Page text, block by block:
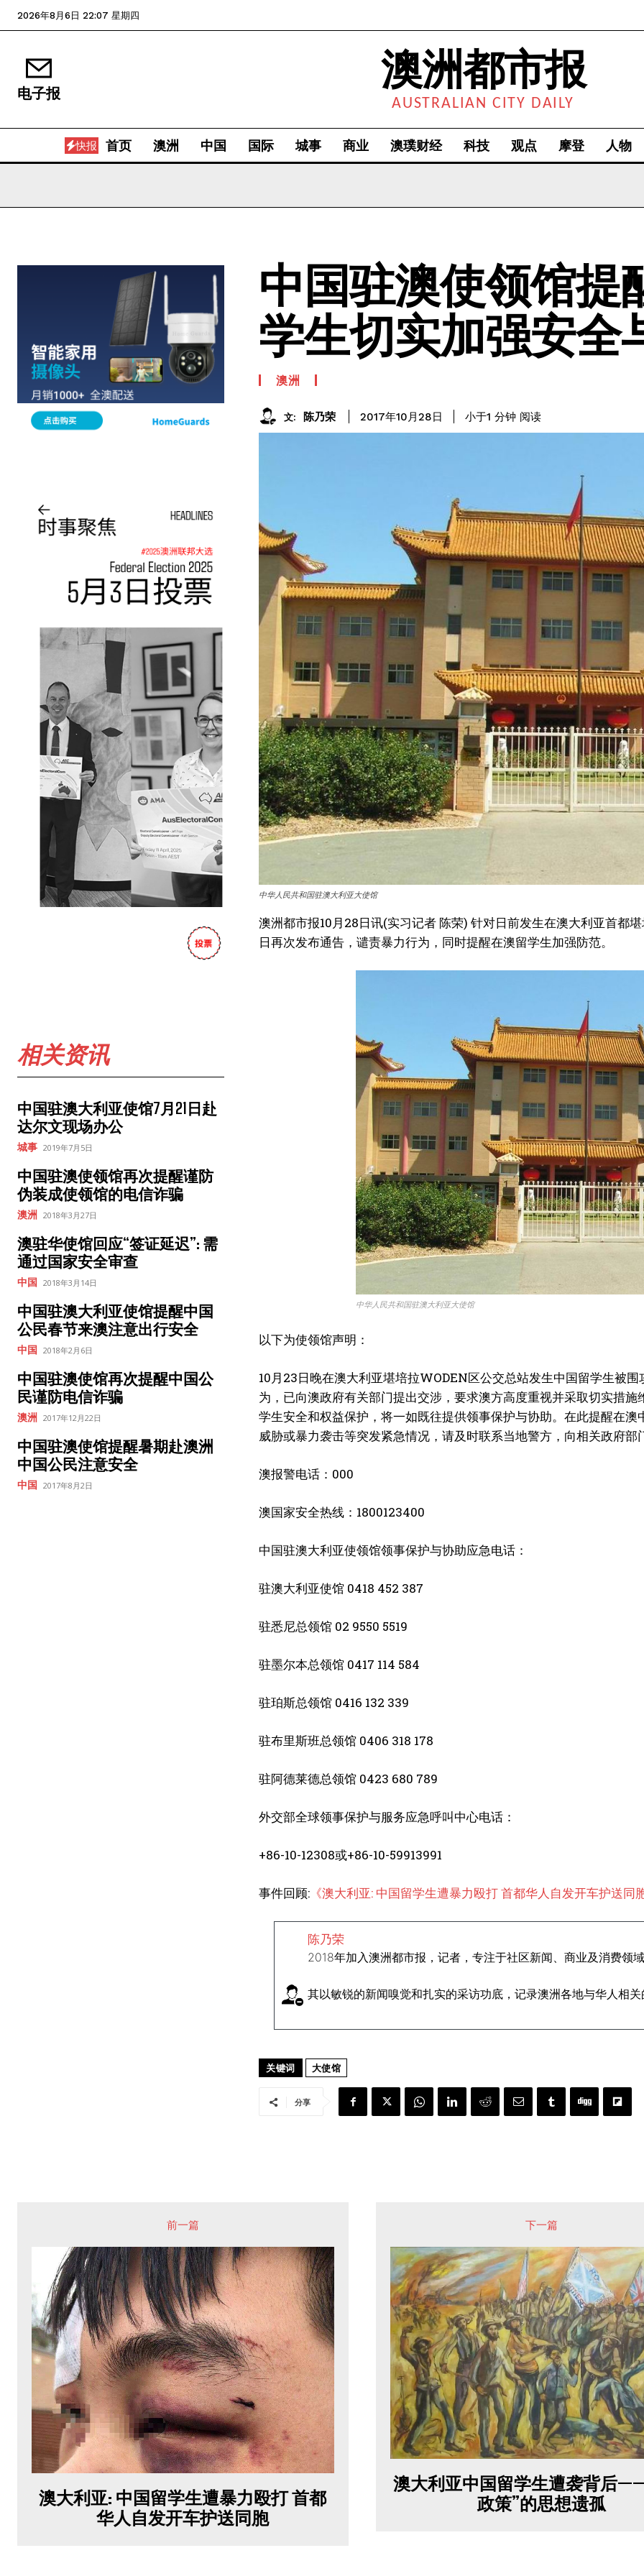
我要加入
我已阅读并同意《隐私条款》.
2018年加入澳洲都市报，记者，专注于社区新闻、商业及消费领域报道及人物专访
其以敏锐的新闻嗅觉和扎实的采访功底，记录澳洲各地与华人相关的点滴故事。他
于从细节...
2026年8月6日 22:07 星期四
电子报 澳洲都市报
AUSTRALIAN CITY DAILY
快报 首页 澳洲 中国 国际 城事 商业 澳璞财经 科技 观点 摩登 人物
相关资讯
中国驻澳大利亚使馆7月21日赴
达尔文现场办公
城事 2019年7月5日
中国驻澳使领馆再次提醒谨防
伪装成使领馆的电信诈骗
澳洲 2018年3月27日
澳驻华使馆回应“签证延迟”: 需
通过国家安全审查
中国 2018年3月14日
中国驻澳大利亚使馆提醒中国
公民春节来澳注意出行安全
中国 2018年2月6日
中国驻澳使馆再次提醒中国公
民谨防电信诈骗
澳洲 2017年12月22日
中国驻澳使馆提醒暑期赴澳洲
中国公民注意安全
中国 2017年8月2日
中国驻澳使领馆提
学生切实加强安全
澳洲
文: 陈乃荣 2017年10月28日 小于1 分钟 阅读
中华人民共和国驻澳大利亚大使馆
澳洲都市报10月28日讯(实习记者 陈荣) 针对日前发生在澳大利亚首都
日再次发布通告，谴责暴力行为，同时提醒在澳留学生加强防范。
中华人民共和国驻澳大利亚大使馆
以下为使领馆声明：
10月23日晚在澳大利亚堪培拉WODEN区公交总站发生中国留学生被
为，已向澳政府有关部门提出交涉，要求澳方高度重视并采取切实措
学生安全和权益保护，将一如既往提供领事保护与协助。在此提醒在
威胁或暴力袭击等突发紧急情况，请及时联系当地警方，向相关政府
澳报警电话：000
澳国家安全热线：1800123400
中国驻澳大利亚使领馆领事保护与协助应急电话：
驻澳大利亚使馆 0418 452 387
驻悉尼总领馆 02 9550 5519
驻墨尔本总领馆 0417 114 584
驻珀斯总领馆 0416 132 339
驻布里斯班总领馆 0406 318 178
驻阿德莱德总领馆 0423 680 789
外交部全球领事保护与服务应急呼叫中心电话：
+86-10-12308或+86-10-59913991
事件回顾: 《澳大利亚: 中国留学生遭暴力殴打 首都华人自发开车护送同
陈乃荣
2018年加入澳洲都市报，记者，专注于社区新闻、商业及消费领
其以敏锐的新闻嗅觉和扎实的采访功底，记录澳洲各地与华人相
关键词 大使馆
分享
前一篇
澳大利亚: 中国留学生遭暴力殴打 首都
华人自发开车护送同胞
下一篇
澳大利亚中国留学生遭袭背后
政策”的思想遗孤